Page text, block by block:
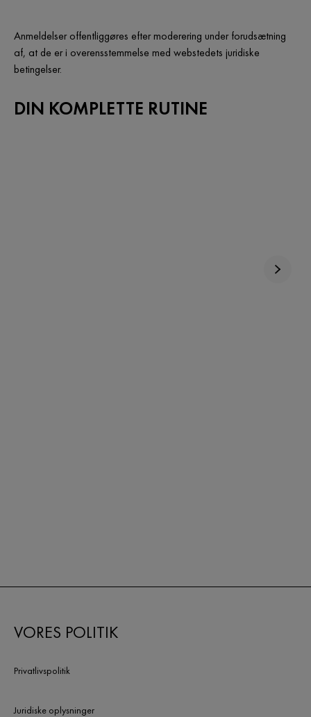
Anmeldelser offentliggøres efter moderering under forudsætning
af, at de er i overensstemmelse med webstedets juridiske
betingelser.
DIN KOMPLETTE RUTINE
VORES POLITIK
Privatlivspolitik
Juridiske oplysninger